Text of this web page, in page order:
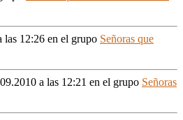
las 12:26 en el grupo Señoras que
a las 12:21 en el grupo Señoras